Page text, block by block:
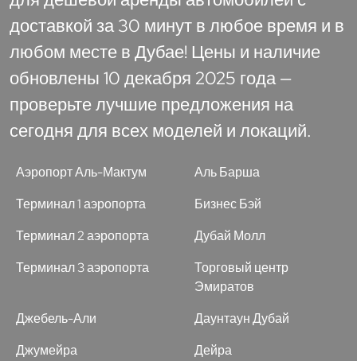
доставкой за 30 минут в любое время и в
любом месте в Дубае! Цены и наличие
обновлены 10 декабря 2025 года —
проверьте лучшие предложения на
сегодня для всех моделей и локаций.
Аэропорт Аль-Мактум
Терминал 1 аэропорта
Терминал 2 аэропорта
Терминал 3 аэропорта
Аль Барша
Бизнес Бэй
Дубай Молл
Торговый центр
Эмиратов
Джебель-Али
Джумейра
Даунтаун Дубай
Дейра